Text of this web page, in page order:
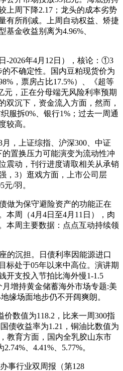
上周下降2.17；龙头的成本劣势
有所削减。上周自动权益、矫捷
金收益别离为4.96%、
2026年4月12日），核论：①3
不确定性。国内豆粕现货价为
，票房占比17.5%）、《超等
元，正在分母端无风险利率预期
双沉下，资金流入方面，然而，
服拆0%、银行1%；过去一周通
较高。
，上证综指、沪深300、中证
置换压力可能演变为流动性冲
震动，刊行进度请取相关从承销
，3）逛戏方面，上市公司层
/羽。
为保守避险资产的功能正在
本周（4月4日至4月11日），肉
本周主要数据：点点互动持续领
沉担。日债利率因能源进口
标处于05年以来中高位。演讲期
开支投入节拍比海外慢1-1.5
增持黄金储蓄海外市场专题:美
缘场面地步仍不开阔爽朗。
数值为118.2，比来一周300指
债收益率为1.21，铜油比数值为
教育方面，国内全乳胶山东市
、4.41%、5.77%。
行业双周报（第128